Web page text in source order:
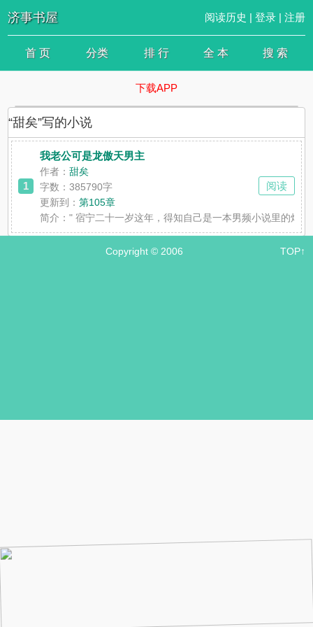
济事书屋 阅读历史 | 登录| 注册
首 页 分类 排 行 全 本 搜 索
下载APP
“甜矣”写的小说
1
我老公可是龙傲天男主
作者：甜矣
字数：385790字
更新到：第105章
简介：" 宿宁二十一岁这年，得知自己是一本男频小说里的炮
阅读
Copyright © 2006 TOP↑